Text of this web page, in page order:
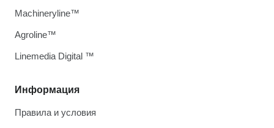
Информация
Правила и условия
Machineryline™
Agroline™
Linemedia Digital ™